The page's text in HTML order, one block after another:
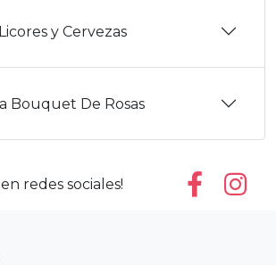
y Cervezas
Bouquet De Rosas
redes sociales!